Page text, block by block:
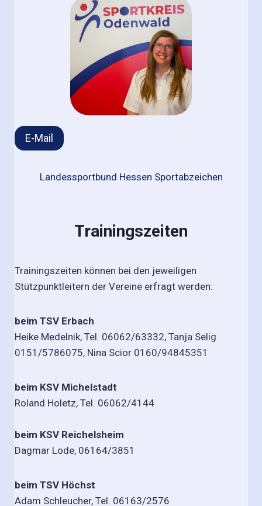
E-Mail
Landessportbund Hessen Sportabzeichen
Trainingszeiten
Trainingszeiten können bei den jeweiligen
Stützpunktleitern der Vereine erfragt werden:
beim TSV Erbach
Heike Medelnik, Tel. 06062/63332, Tanja Selig
0151/5786075, Nina Scior 0160/94845351
beim KSV Michelstadt
Roland Holetz, Tel. 06062/4144
beim KSV Reichelsheim
Dagmar Lode, 06164/3851
beim TSV Höchst
Adam Schleucher, Tel. 06163/2576